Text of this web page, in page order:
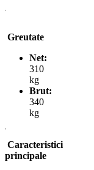
Greutate
Net:
310
kg
Brut:
340
kg
Caracteristici
principale